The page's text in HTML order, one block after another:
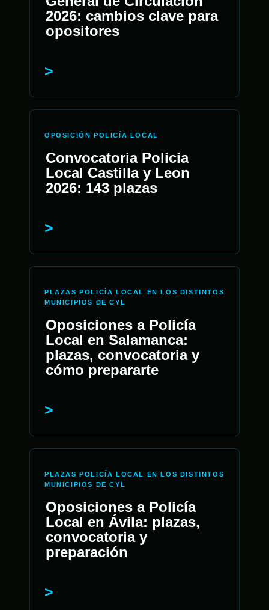
2026: cambios clave para
opositores
OPOSICIÓN POLICÍA LOCAL
Convocatoria Policia
Local Castilla y Leon
2026: 143 plazas
PLAZAS POLICÍA LOCAL EN LOS DISTINTOS
MUNICIPIOS DE CYL
Oposiciones a Policía
Local en Salamanca:
plazas, convocatoria y
cómo prepararte
PLAZAS POLICÍA LOCAL EN LOS DISTINTOS
MUNICIPIOS DE CYL
Oposiciones a Policía
Local en Ávila: plazas,
convocatoria y
preparación